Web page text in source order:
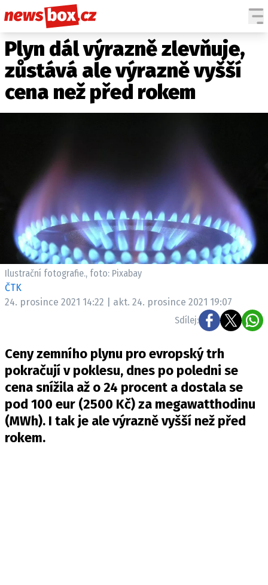
DOMÁCÍ
ZAHRANIČÍ
KRIMI
SPOLEČNOST
SPORT
ČESKÉ CELEBRITY
SVĚTOVÉ CELEBRITY
SLEDUJTE NÁS NA|
Máte příběh, fotku nebo video?
Pošlete e-mail na newsbox.cz
KONTAKT
VYDAVATEL
INZERCE
OSOBNÍ ÚDAJE / COOKIES
VOLNÁ MÍSTA
Plyn dál výrazně zlevňuje,
zůstává ale výrazně vyšší
cena než před rokem
Ilustrační fotografie., foto: Pixabay
ČTK
24. prosince 2021 14:22 | akt. 24. prosince 2021 19:07
Sdílej:
Ceny zemního plynu pro evropský trh
pokračují v poklesu, dnes po poledni se
cena snížila až o 24 procent a dostala se
pod 100 eur (2500 Kč) za megawatthodinu
(MWh). I tak je ale výrazně vyšší než před
rokem.